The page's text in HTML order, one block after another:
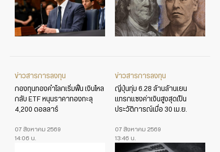
ข่าวสารการลงทุน
กองทุนทองคำโลกเริ่มฟื้น เงินไหล
กลับ ETF หนุนราคาทองทะลุ
4,200 ดอลลาร์
07 สิงหาคม 2569
14:06 น.
ข่าวสารการลงทุน
ญี่ปุ่นทุ่ม 6.28 ล้านล้านเยน
แทรกแซงค่าเงินสูงสุดเป็น
ประวัติการณ์เมื่อ 30 เม.ย.
07 สิงหาคม 2569
13:46 น.